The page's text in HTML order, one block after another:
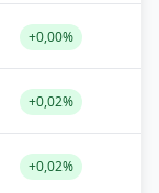
+0,00%
+0,02%
+0,02%